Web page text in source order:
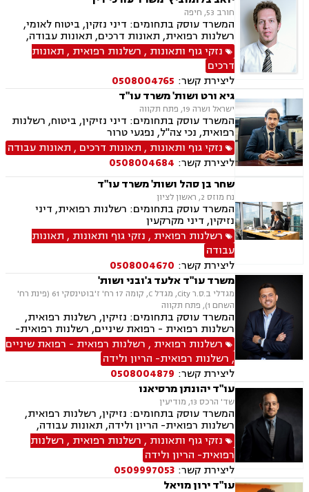
חורב 53, חיפה
המשרד עוסק בתחומים: דיני נזקין, ביטוח לאומי,
רשלנות רפואית, תאונות דרכים, תאונות עבודה,
אובדן כושר עבודה
נזקי גוף ותאונות , רשלנות רפואית , תאונות
דרכים
ליצירת קשר: 0508004765
גיא ורט ושות' משרד עו"ד
ישראל ושרה 19, פתח תקווה
המשרד עוסק בתחומים: דיני נזיקין, ביטוח, רשלנות
רפואית, נכי צה"ל, נפגעי טרור
נזקי גוף ותאונות , תאונות דרכים , תאונות עבודה
ליצירת קשר: 0508004684
שחר בן סהל ושות' משרד עו"ד
נח מוזס 2, ראשון לציון
המשרד עוסק בתחומים: רשלנות רפואית, דיני
נזיקין, דיני מקרקעין
רשלנות רפואית , נזקי גוף ותאונות , תאונות
עבודה
ליצירת קשר: 0508004670
משרד עו"ד אלעד ג'ובני ושות'
מגדלי ב.ס.ר City, מגדל C, קומה 17 רח' ז'בוטינסקי 61 (פינת רח'
השחם 1), פתח תקווה
המשרד עוסק בתחומים: נזיקין, רשלנות רפואית,
רשלנות רפואית - רפואת שיניים, רשלנות רפואית-
הריון ולידה, ביטוח לאומי, תאונות דרכים, תאונות
עבודה, תאונות ספורט, אבדן כושר עבודה , נזקי גוף,
תאונות תלמידים, ביטוח סיעודי , דיני פנסיה
רשלנות רפואית , רשלנות רפואית - רפואת שיניים
, רשלנות רפואית- הריון ולידה
ליצירת קשר: 0508004879
עו"ד יהונתן מרסיאנו
שד' הרכס 13, מודיעין
המשרד עוסק בתחומים: נזיקין, רשלנות רפואית,
רשלנות רפואית- הריון ולידה, תאונות עבודה,
תאונות דרכים
נזקי גוף ותאונות , רשלנות רפואית , רשלנות
רפואית- הריון ולידה
ליצירת קשר: 0509997053
עו"ד ירון מויאל